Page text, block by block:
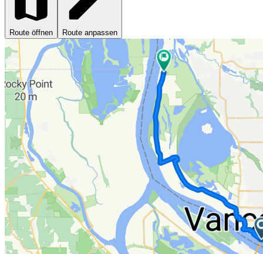
Route öffnen Route anpassen